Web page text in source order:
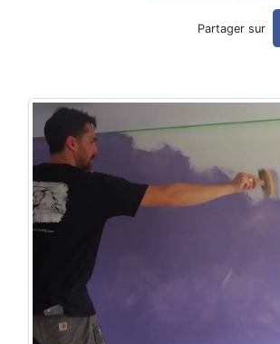
Hypersensibilités environnementales
Partager sur